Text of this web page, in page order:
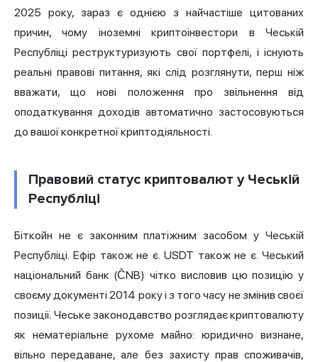
2025 року, зараз є однією з найчастіше цитованих
причин, чому іноземні криптоінвестори в Чеській
Республіці реструктуризують свої портфелі, і існують
реальні правові питання, які слід розглянути, перш ніж
вважати, що нові положення про звільнення від
оподаткування доходів автоматично застосовуються
до вашої конкретної криптодіяльності.
Правовий статус криптовалют у Чеській
Республіці
Біткойн не є законним платіжним засобом у Чеській
Республіці. Ефір також не є. USDT також не є. Чеський
національний банк (ČNB) чітко висловив цю позицію у
своєму документі 2014 року і з того часу не змінив своєї
позиції. Чеське законодавство розглядає криптовалюту
як нематеріальне рухоме майно: юридично визнане,
вільно передаване, але без захисту прав споживачів,